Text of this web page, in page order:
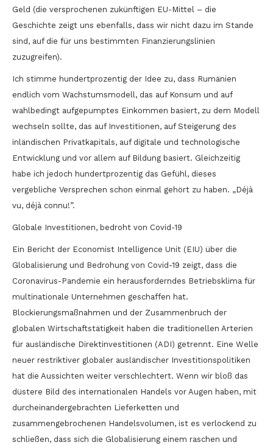
Geld (die versprochenen zukünftigen EU-Mittel – die
Geschichte zeigt uns ebenfalls, dass wir nicht dazu im Stande
sind, auf die für uns bestimmten Finanzierungslinien
zuzugreifen).
Ich stimme hundertprozentig der Idee zu, dass Rumänien
endlich vom Wachstumsmodell, das auf Konsum und auf
wahlbedingt aufgepumptes Einkommen basiert, zu dem Modell
wechseln sollte, das auf Investitionen, auf Steigerung des
inländischen Privatkapitals, auf digitale und technologische
Entwicklung und vor allem auf Bildung basiert. Gleichzeitig
habe ich jedoch hundertprozentig das Gefühl, dieses
vergebliche Versprechen schon einmal gehört zu haben. „Déjà
vu, déjà connu!”.
Globale Investitionen, bedroht von Covid-19
Ein Bericht der Economist Intelligence Unit (EIU) über die
Globalisierung und Bedrohung von Covid-19 zeigt, dass die
Coronavirus-Pandemie ein herausforderndes Betriebsklima für
multinationale Unternehmen geschaffen hat.
Blockierungsmaßnahmen und der Zusammenbruch der
globalen Wirtschaftstätigkeit haben die traditionellen Arterien
für ausländische Direktinvestitionen (ADI) getrennt. Eine Welle
neuer restriktiver globaler ausländischer Investitionspolitiken
hat die Aussichten weiter verschlechtert. Wenn wir bloß das
düstere Bild des internationalen Handels vor Augen haben, mit
durcheinandergebrachten Lieferketten und
zusammengebrochenen Handelsvolumen, ist es verlockend zu
schließen, dass sich die Globalisierung einem raschen und